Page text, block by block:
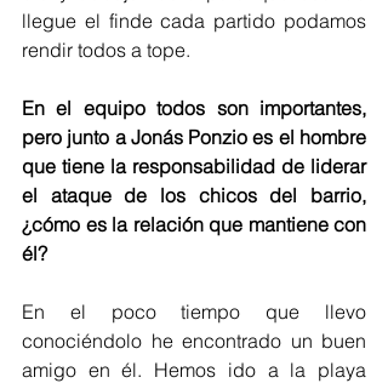
llegue el finde cada partido podamos
rendir todos a tope.
En el equipo todos son importantes,
pero junto a Jonás Ponzio es el hombre
que tiene la responsabilidad de liderar
el ataque de los chicos del barrio,
¿cómo es la relación que mantiene con
él?
En el poco tiempo que llevo
conociéndolo he encontrado un buen
amigo en él. Hemos ido a la playa